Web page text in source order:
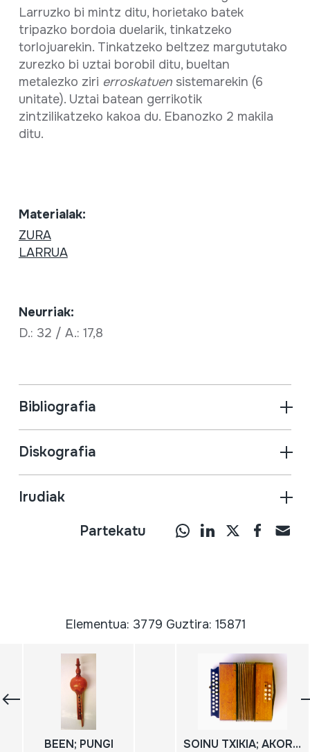
Larruzko bi mintz ditu, horietako batek
tripazko bordoia duelarik, tinkatzeko
torlojuarekin. Tinkatzeko beltzez margututako
zurezko bi uztai borobil ditu, bueltan
metalezko ziri erroskatuen sistemarekin (6
unitate). Uztai batean gerrikotik
zintzilikatzeko kakoa du. Ebanozko 2 makila
ditu.
Materialak:
ZURA
LARRUA
Neurriak:
D.: 32 / A.: 17,8
Bibliografia
Diskografia
Irudiak
Partekatu
Elementua: 3779 Guztira: 15871
BEEN; PUNGI SOINU TXIKIA; AKORDEOI DIATONIKOA; TRIKITIXA